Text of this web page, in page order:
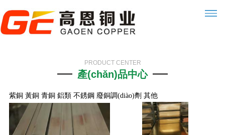
PRODUCT CENTER
產(chǎn)品中心
紫銅 黃銅 青銅 鋁類 不銹鋼 廢銅調(diào)劑 其他